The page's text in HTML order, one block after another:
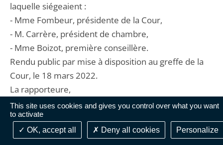
This site uses cookies and gives you control over what you want
to activate
OK, accept all
Deny all cookies Personalize
laquelle siégeaient :
- Mme Fombeur, présidente de la Cour,
- M. Carrère, président de chambre,
- Mme Boizot, première conseillère.
Rendu public par mise à disposition au greffe de la
Cour, le 18 mars 2022.
La rapporteure,